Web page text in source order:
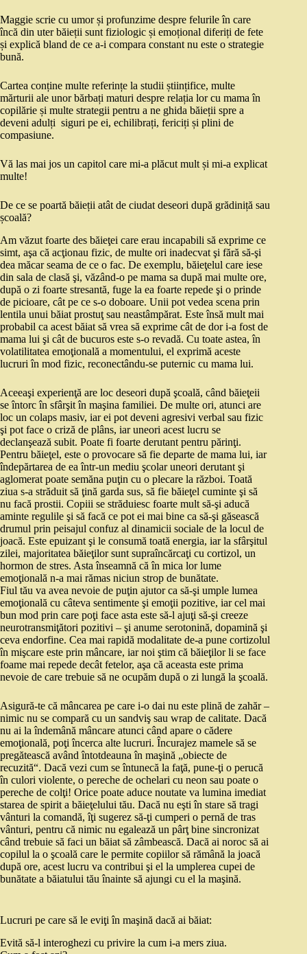
Maggie scrie cu umor și profunzime despre felurile în care
încă din uter băieții sunt fiziologic și emoțional diferiți de fete
și explică bland de ce a-i compara constant nu este o strategie
bună.
Cartea conține multe referințe la studii științifice, multe
mărturii ale unor bărbați maturi despre relația lor cu mama în
copilărie și multe strategii pentru a ne ghida băieții spre a
deveni adulți siguri pe ei, echilibrați, fericiți și plini de
compasiune.
Vă las mai jos un capitol care mi-a plăcut mult și mi-a explicat
multe!
De ce se poartă băieții atât de ciudat deseori după grădiniță sau
școală?
Am văzut foarte des băieţei care erau incapabili să exprime ce
simt, aşa că acţionau fizic, de multe ori inadecvat şi fără să‑şi
dea măcar seama de ce o fac. De exemplu, băieţelul care iese
din sala de clasă şi, văzând‑o pe mama sa după mai multe ore,
după o zi foarte stresantă, fuge la ea foarte repede şi o prinde
de picioare, cât pe ce s‑o doboare. Unii pot vedea scena prin
lentila unui băiat prostuţ sau neastâmpărat. Este însă mult mai
probabil ca acest băiat să vrea să exprime cât de dor i‑a fost de
mama lui şi cât de bucuros este s‑o revadă. Cu toate astea, în
volatilitatea emoţională a momentului, el exprimă aceste
lucruri în mod fizic, reconectându‑se puternic cu mama lui.
Aceeaşi experienţă are loc deseori după şcoală, când băieţeii
se întorc în sfârşit în maşina familiei. De multe ori, atunci are
loc un colaps masiv, iar ei pot deveni agresivi verbal sau fizic
şi pot face o criză de plâns, iar uneori acest lucru se
declanşează subit. Poate fi foarte derutant pentru părinţi.
Pentru băieţel, este o provocare să fie departe de mama lui, iar
îndepărtarea de ea într‑un mediu şcolar uneori derutant şi
aglomerat poate semăna puţin cu o plecare la război. Toată
ziua s‑a străduit să ţină garda sus, să fie băieţel cuminte şi să
nu facă prostii. Copiii se străduiesc foarte mult să‑şi aducă
aminte regulile şi să facă ce pot ei mai bine ca să‑şi găsească
drumul prin peisajul confuz al dinamicii sociale de la locul de
joacă. Este epuizant şi le consumă toată energia, iar la sfârşitul
zilei, majoritatea băieţilor sunt supraîncărcaţi cu cortizol, un
hormon de stres. Asta înseamnă că în mica lor lume
emoţională n‑a mai rămas niciun strop de bunătate.
Fiul tău va avea nevoie de puţin ajutor ca să‑şi umple lumea
emoţională cu câteva sentimente şi emoţii pozitive, iar cel mai
bun mod prin care poţi face asta este să‑l ajuţi să‑şi creeze
neurotransmiţători pozitivi – şi anume serotonină, dopamină şi
ceva endorfine. Cea mai rapidă modalitate de‑a pune cortizolul
în mişcare este prin mâncare, iar noi ştim că băieţilor li se face
foame mai repede decât fetelor, aşa că aceasta este prima
nevoie de care trebuie să ne ocupăm după o zi lungă la şcoală.
Asigură‑te că mâncarea pe care i‑o dai nu este plină de zahăr –
nimic nu se compară cu un sandviş sau wrap de calitate. Dacă
nu ai la îndemână mâncare atunci când apare o cădere
emoţională, poţi încerca alte lucruri. Încurajez mamele să se
pregătească având întotdeauna în maşină „obiecte de
recuzită“. Dacă vezi cum se întunecă la faţă, pune‑ţi o perucă
în culori violente, o pereche de ochelari cu neon sau poate o
pereche de colţi! Orice poate aduce noutate va lumina imediat
starea de spirit a băieţelului tău. Dacă nu eşti în stare să tragi
vânturi la comandă, îţi sugerez să‑ţi cumperi o pernă de tras
vânturi, pentru că nimic nu egalează un pârţ bine sincronizat
când trebuie să faci un băiat să zâmbească. Dacă ai noroc să ai
copilul la o şcoală care le permite copiilor să rămână la joacă
după ore, acest lucru va contribui şi el la umplerea cupei de
bunătate a băiatului tău înainte să ajungi cu el la maşină.
Lucruri pe care să le eviţi în maşină dacă ai băiat:
Evită să‑l interoghezi cu privire la cum i‑a mers ziua.